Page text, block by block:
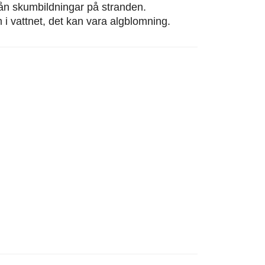
skumbildningar på stranden.
i vattnet, det kan vara algblomning.